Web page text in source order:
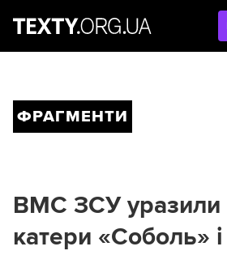
ФРАГМЕНТИ
ВМС ЗСУ уразили
катери «Соболь» і